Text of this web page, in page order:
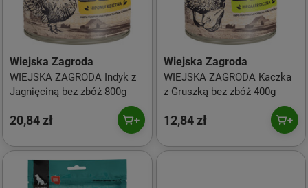
Wiejska Zagroda
WIEJSKA ZAGRODA Indyk z
Jagnięciną bez zbóż 800g
20,84 zł
Wiejska Zagroda
WIEJSKA ZAGRODA Kaczka
z Gruszką bez zbóż 400g
12,84 zł